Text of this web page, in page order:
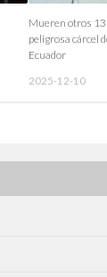
Mueren otros 13
peligrosa cárcel
Ecuador
2025-12-10